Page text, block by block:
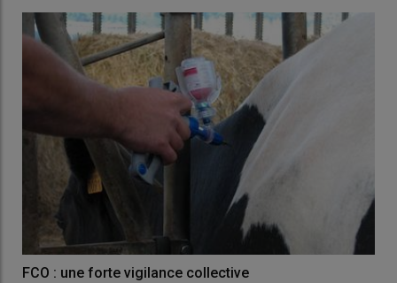
FCO : une forte vigilance collective